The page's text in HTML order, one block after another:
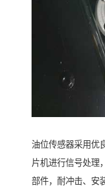
油位传感器采用优
片机进行信号处理
部件，耐冲击、安